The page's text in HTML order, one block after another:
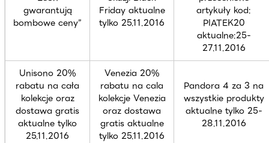
gwarantują
bombowe ceny”
Friday aktualne
tylko 25.11.2016
artykuły kod:
PIATEK20
aktualne:25-
27.11.2016
Unisono 20%
rabatu na cała
kolekcje oraz
dostawa gratis
aktualne tylko
25.11.2016
Venezia 20%
rabatu na cala
kolekcje Venezia
oraz dostawa
gratis aktualne
tylko 25.11.2016
Pandora 4 za 3 na
wszystkie produkty
aktualne tylko 25-
28.11.2016